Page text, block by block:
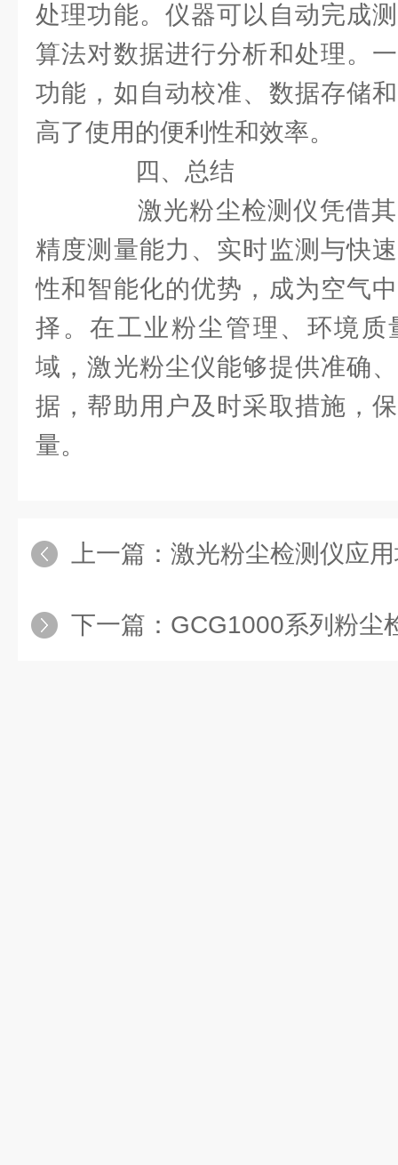
处理功能。仪器可以自动完成
算法对数据进行分析和处理。
功能，如自动校准、数据存储
高了使用的便利性和效率。
四、总结
激光粉尘检测仪凭借其
精度测量能力、实时监测与快
性和智能化的优势，成为空气
择。在工业粉尘管理、环境质
域，激光粉尘仪能够提供准确
据，帮助用户及时采取措施，
量。
上一篇： 激光粉尘检测仪应用场景：工厂车间除尘监
下一篇： GCG1000系列粉尘检测